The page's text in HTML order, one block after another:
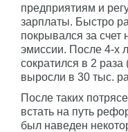
предприятиям и
зарплаты. Быстро
покрывался за счет
эмиссии. После 4-х
сократился в 2
выросли в 30 тыс.
После таких
встать на путь
был наведен